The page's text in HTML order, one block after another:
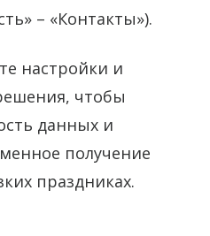
– «Контакты»).
настройки и
чтобы
данных и
получение
праздниках.